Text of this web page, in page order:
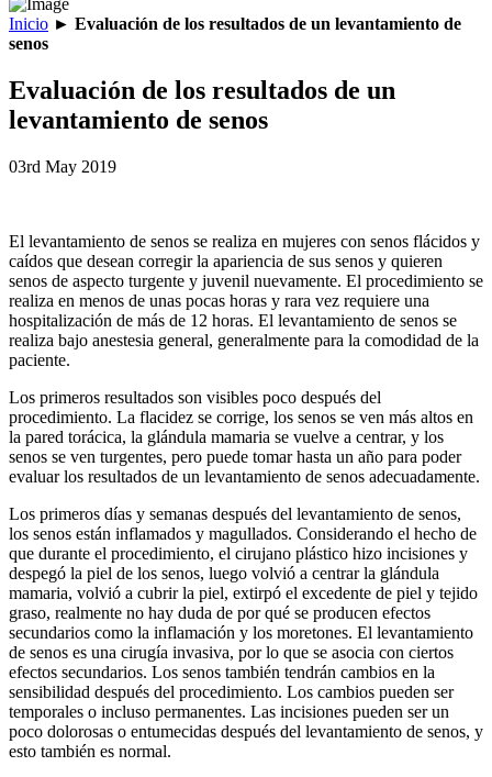
Inicio ► Evaluación de los resultados de un levantamiento de
senos
Evaluación de los resultados de un
levantamiento de senos
03rd May 2019
El levantamiento de senos se realiza en mujeres con senos flácidos y
caídos que desean corregir la apariencia de sus senos y quieren
senos de aspecto turgente y juvenil nuevamente. El procedimiento se
realiza en menos de unas pocas horas y rara vez requiere una
hospitalización de más de 12 horas. El levantamiento de senos se
realiza bajo anestesia general, generalmente para la comodidad de la
paciente.
Los primeros resultados son visibles poco después del
procedimiento. La flacidez se corrige, los senos se ven más altos en
la pared torácica, la glándula mamaria se vuelve a centrar, y los
senos se ven turgentes, pero puede tomar hasta un año para poder
evaluar los resultados de un levantamiento de senos adecuadamente.
Los primeros días y semanas después del levantamiento de senos,
los senos están inflamados y magullados. Considerando el hecho de
que durante el procedimiento, el cirujano plástico hizo incisiones y
despegó la piel de los senos, luego volvió a centrar la glándula
mamaria, volvió a cubrir la piel, extirpó el excedente de piel y tejido
graso, realmente no hay duda de por qué se producen efectos
secundarios como la inflamación y los moretones. El levantamiento
de senos es una cirugía invasiva, por lo que se asocia con ciertos
efectos secundarios. Los senos también tendrán cambios en la
sensibilidad después del procedimiento. Los cambios pueden ser
temporales o incluso permanentes. Las incisiones pueden ser un
poco dolorosas o entumecidas después del levantamiento de senos, y
esto también es normal.